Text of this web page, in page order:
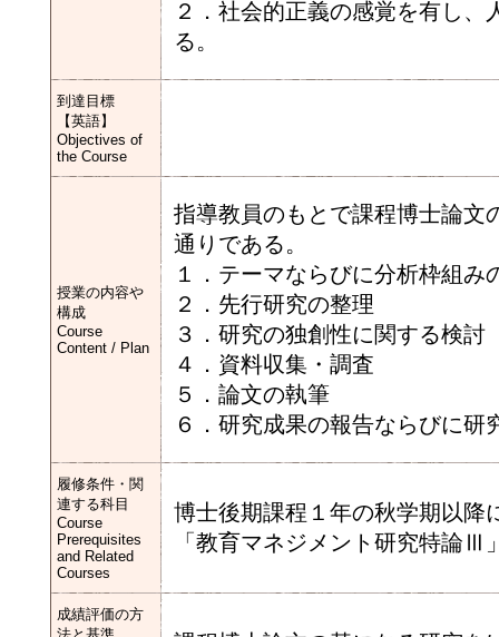
２．社会的正義の感覚を有し
る。
到達目標
【英語】
Objectives of
the Course
授業の内容や
構成
Course
Content / Plan
指導教員のもとで課程博士論文
通りである。
１．テーマならびに分析枠組み
２．先行研究の整理
３．研究の独創性に関する検討
４．資料収集・調査
５．論文の執筆
６．研究成果の報告ならびに研
履修条件・関
連する科目
Course
Prerequisites
and Related
Courses
博士後期課程１年の秋学期以
「教育マネジメント研究特論Ⅲ
成績評価の方